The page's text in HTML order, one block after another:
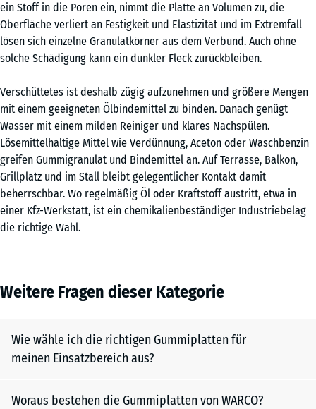
ein Stoff in die Poren ein, nimmt die Platte an Volumen zu, die
Oberfläche verliert an Festigkeit und Elastizität und im Extremfall
lösen sich einzelne Granulatkörner aus dem Verbund. Auch ohne
solche Schädigung kann ein dunkler Fleck zurückbleiben.
Verschüttetes ist deshalb zügig aufzunehmen und größere Mengen
mit einem geeigneten Ölbindemittel zu binden. Danach genügt
Wasser mit einem milden Reiniger und klares Nachspülen.
Lösemittelhaltige Mittel wie Verdünnung, Aceton oder Waschbenzin
greifen Gummigranulat und Bindemittel an. Auf Terrasse, Balkon,
Grillplatz und im Stall bleibt gelegentlicher Kontakt damit
beherrschbar. Wo regelmäßig Öl oder Kraftstoff austritt, etwa in
einer Kfz-Werkstatt, ist ein chemikalienbeständiger Industriebelag
die richtige Wahl.
Weitere Fragen dieser Kategorie
Wie wähle ich die richtigen Gummiplatten für
meinen Einsatzbereich aus?
Woraus bestehen die Gummiplatten von WARCO?